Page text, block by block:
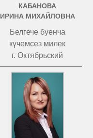
КАБАНОВА
ИРИНА МИХАЙЛОВНА
Белгече буенча
күчемсез милек
г. Октябрьский